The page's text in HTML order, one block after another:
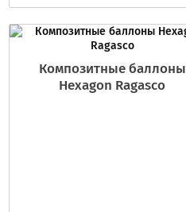
Композитные баллоны
Hexagon Ragasco